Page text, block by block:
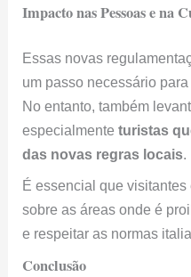
Impacto nas Pessoas e na
Essas novas
um passo necessário
No entanto, também
especialmenteturistas
das novas regras locais.
É essencial que
sobre as áreas onde é
e respeitar as normas
Conclusão